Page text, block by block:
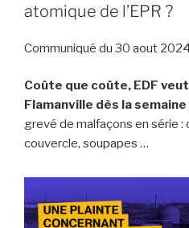
atomique de l’EPR ?
Communiqué du 30 aout 2024
Coûte que coûte, EDF
Flamanville dès la
grevé de malfaçons en série :
couvercle, soupapes …